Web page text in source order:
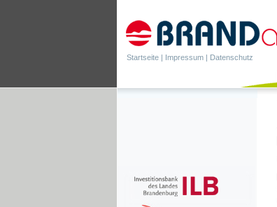
Startseite | Impressum | Datenschutz